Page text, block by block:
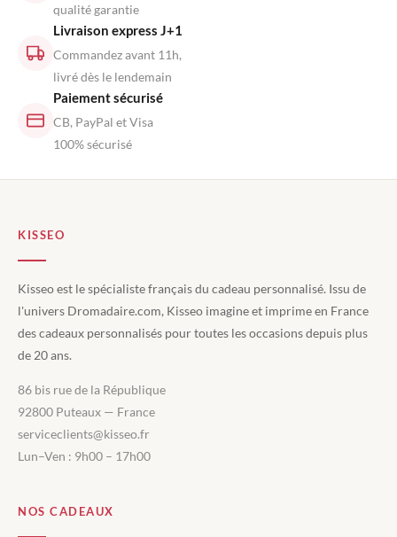
qualité garantie
Livraison express J+1
Commandez avant 11h,
livré dès le lendemain
Paiement sécurisé
CB, PayPal et Visa
100% sécurisé
KISSEO
Kisseo est le spécialiste français du cadeau personnalisé. Issu de
l'univers Dromadaire.com, Kisseo imagine et imprime en France
des cadeaux personnalisés pour toutes les occasions depuis plus
de 20 ans.
86 bis rue de la République
92800 Puteaux — France
serviceclients@kisseo.fr
Lun–Ven : 9h00 – 17h00
NOS CADEAUX